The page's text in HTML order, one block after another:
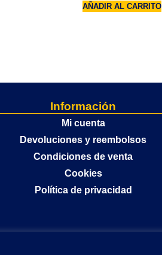
AÑADIR AL CARRITO
Información
Mi cuenta
Devoluciones y reembolsos
Condiciones de venta
Cookies
Política de privacidad